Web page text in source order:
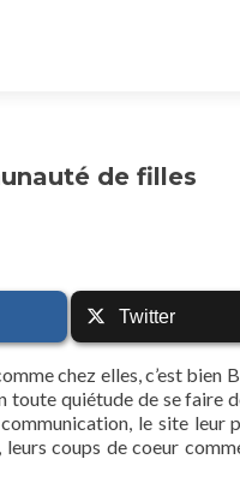
de filles
Twitter
chez elles, c’est
toute quiétude de se faire
le site
coups de coeur